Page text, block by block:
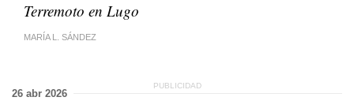
Terremoto en Lugo
MARÍA L. SÁNDEZ
26 abr 2026